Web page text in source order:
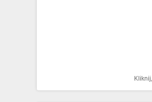
Ogrzewanie